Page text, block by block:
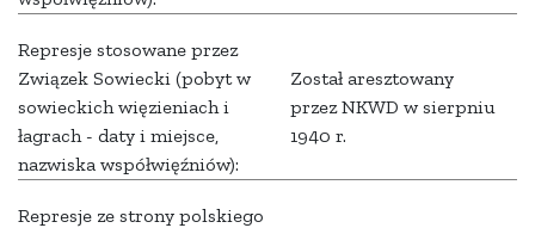
Represje stosowane przez
Związek Sowiecki (pobyt w
sowieckich więzieniach i
łagrach - daty i miejsce,
nazwiska współwięźniów):
Został aresztowany
przez NKWD w sierpniu
1940 r.
Represje ze strony polskiego